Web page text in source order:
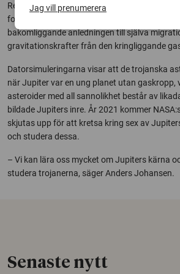
Resan inåt i solsystemet skedde i en
fortsatte cirkla runt solen men i en allt snävare
bakomliggande anledningen till själva
gravitationskrafter från den kringliggande
Datorsimuleringarna visar att de trojanska
när Jupiter var en ung planet utan gaskropp,
asteroider med all sannolikhet består av
bildade Jupiters inre. År 2021 kommer
skjutas upp för att kretsa kring sex av
och studera dessa.
– Vi kan lära oss mycket om Jupiters kärna
studera trojanerna, säger Anders Johansen.
Senaste nytt
Jag vill prenumerera